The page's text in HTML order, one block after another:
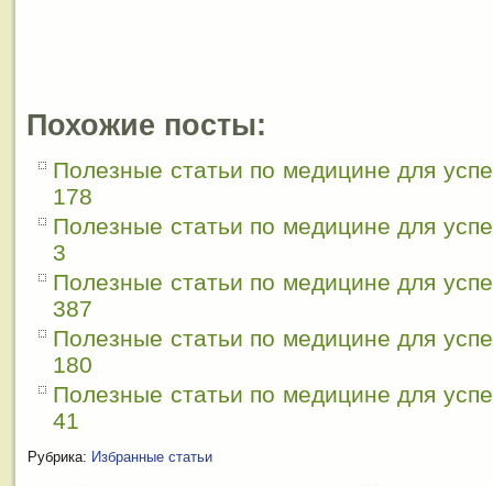
Похожие посты:
Полезные статьи по медицине для
178
Полезные статьи по медицине для
3
Полезные статьи по медицине для
387
Полезные статьи по медицине для
180
Полезные статьи по медицине для
41
Рубрика: Избранные статьи